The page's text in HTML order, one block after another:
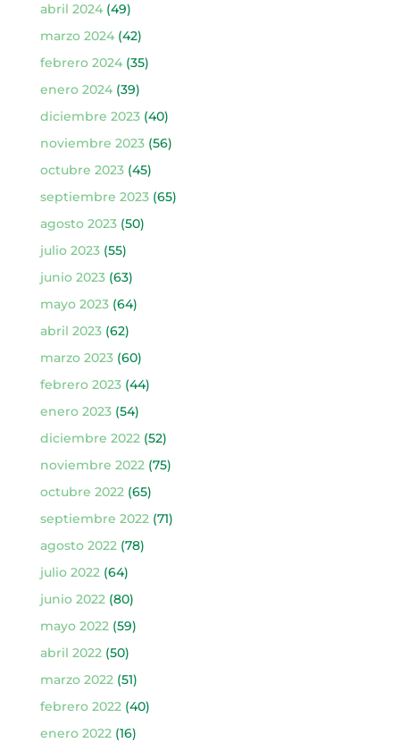
abril 2024(49)
marzo 2024(42)
febrero 2024(35)
enero 2024(39)
diciembre 2023(40)
noviembre 2023(56)
octubre 2023(45)
septiembre 2023(65)
agosto 2023(50)
julio 2023(55)
junio 2023(63)
mayo 2023(64)
abril 2023(62)
marzo 2023(60)
febrero 2023(44)
enero 2023(54)
diciembre 2022(52)
noviembre 2022(75)
octubre 2022(65)
septiembre 2022(71)
agosto 2022(78)
julio 2022(64)
junio 2022(80)
mayo 2022(59)
abril 2022(50)
marzo 2022(51)
febrero 2022(40)
enero 2022(16)